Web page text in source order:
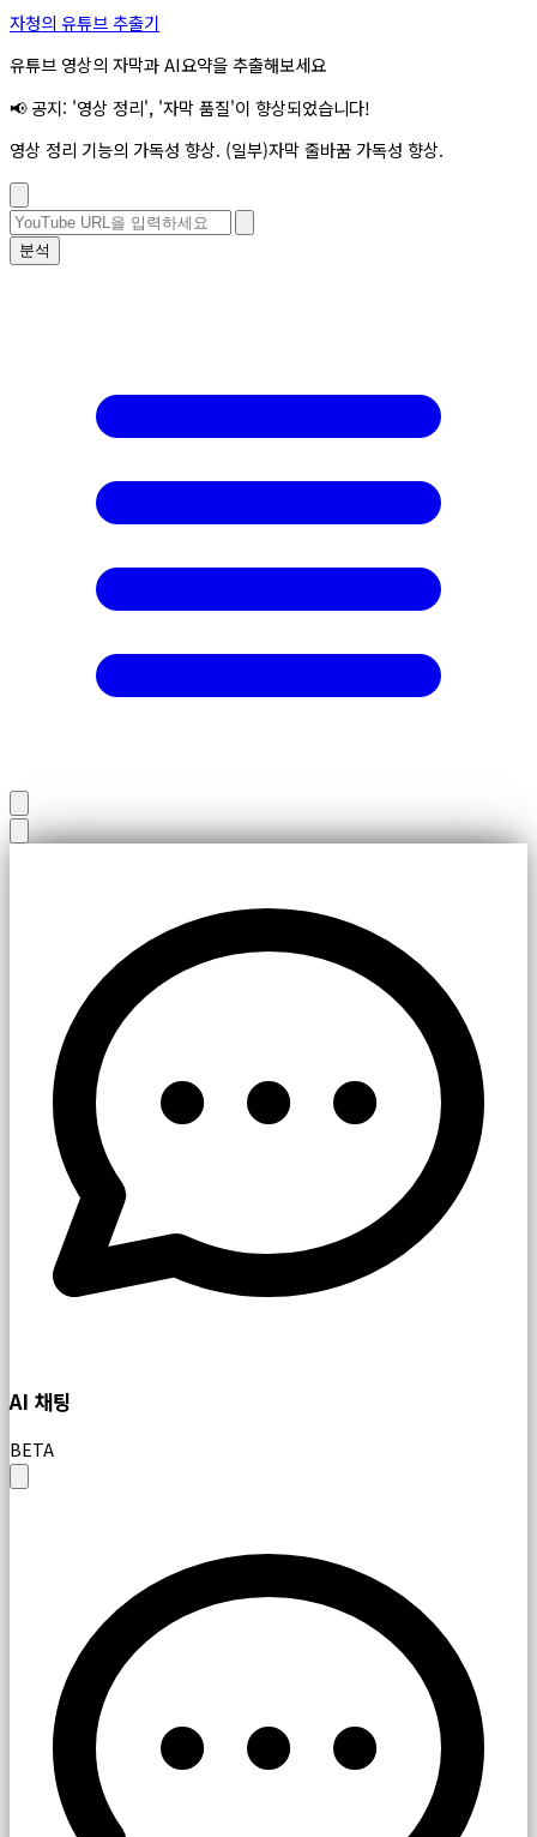
자청의 유튜브 추출기
유튜브 영상의 자막과 AI요약을 추출해보세요
📢 공지: '영상 정리', '자막 품질'이 향상되었습니다!
영상 정리 기능의 가독성 향상. (일부)자막 줄바꿈 가독성 향상.
분석
AI 채팅
BETA